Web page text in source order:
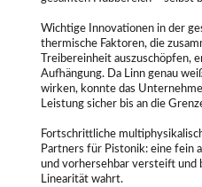
Wichtige Innovationen in der
thermische Faktoren, die
Treibereinheit
Aufhängung. Da Linn genau
wirken, konnte das
Leistung sicher bis an die
Fortschrittliche
Partners für Pistonik: eine fein
und vorhersehbar versteift und
Linearität wahrt.